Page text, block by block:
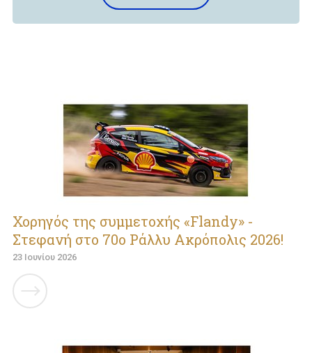
Χορηγός της συμμετοχής «Flandy» -
Στεφανή στο 70ο Ράλλυ Ακρόπολις 2026!
23 Ιουνίου 2026